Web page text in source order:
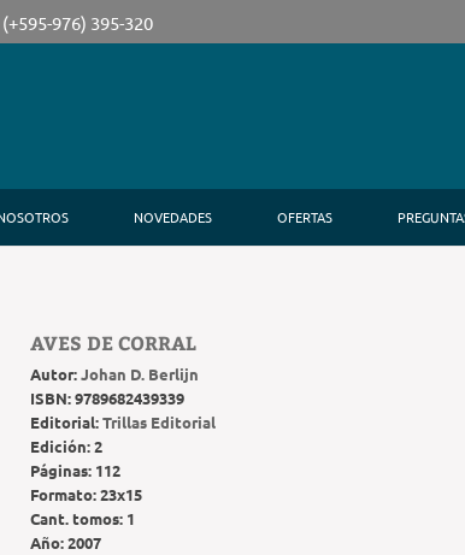
976) 395-320
NOVEDADES OFERTAS
AVES DE CORRAL
Autor:Johan D. Berlijn
ISBN:9789682439339
Editorial:Trillas Editorial
Edición:2
Páginas: 112
Formato:23x15
Cant. tomos: 1
Año:2007